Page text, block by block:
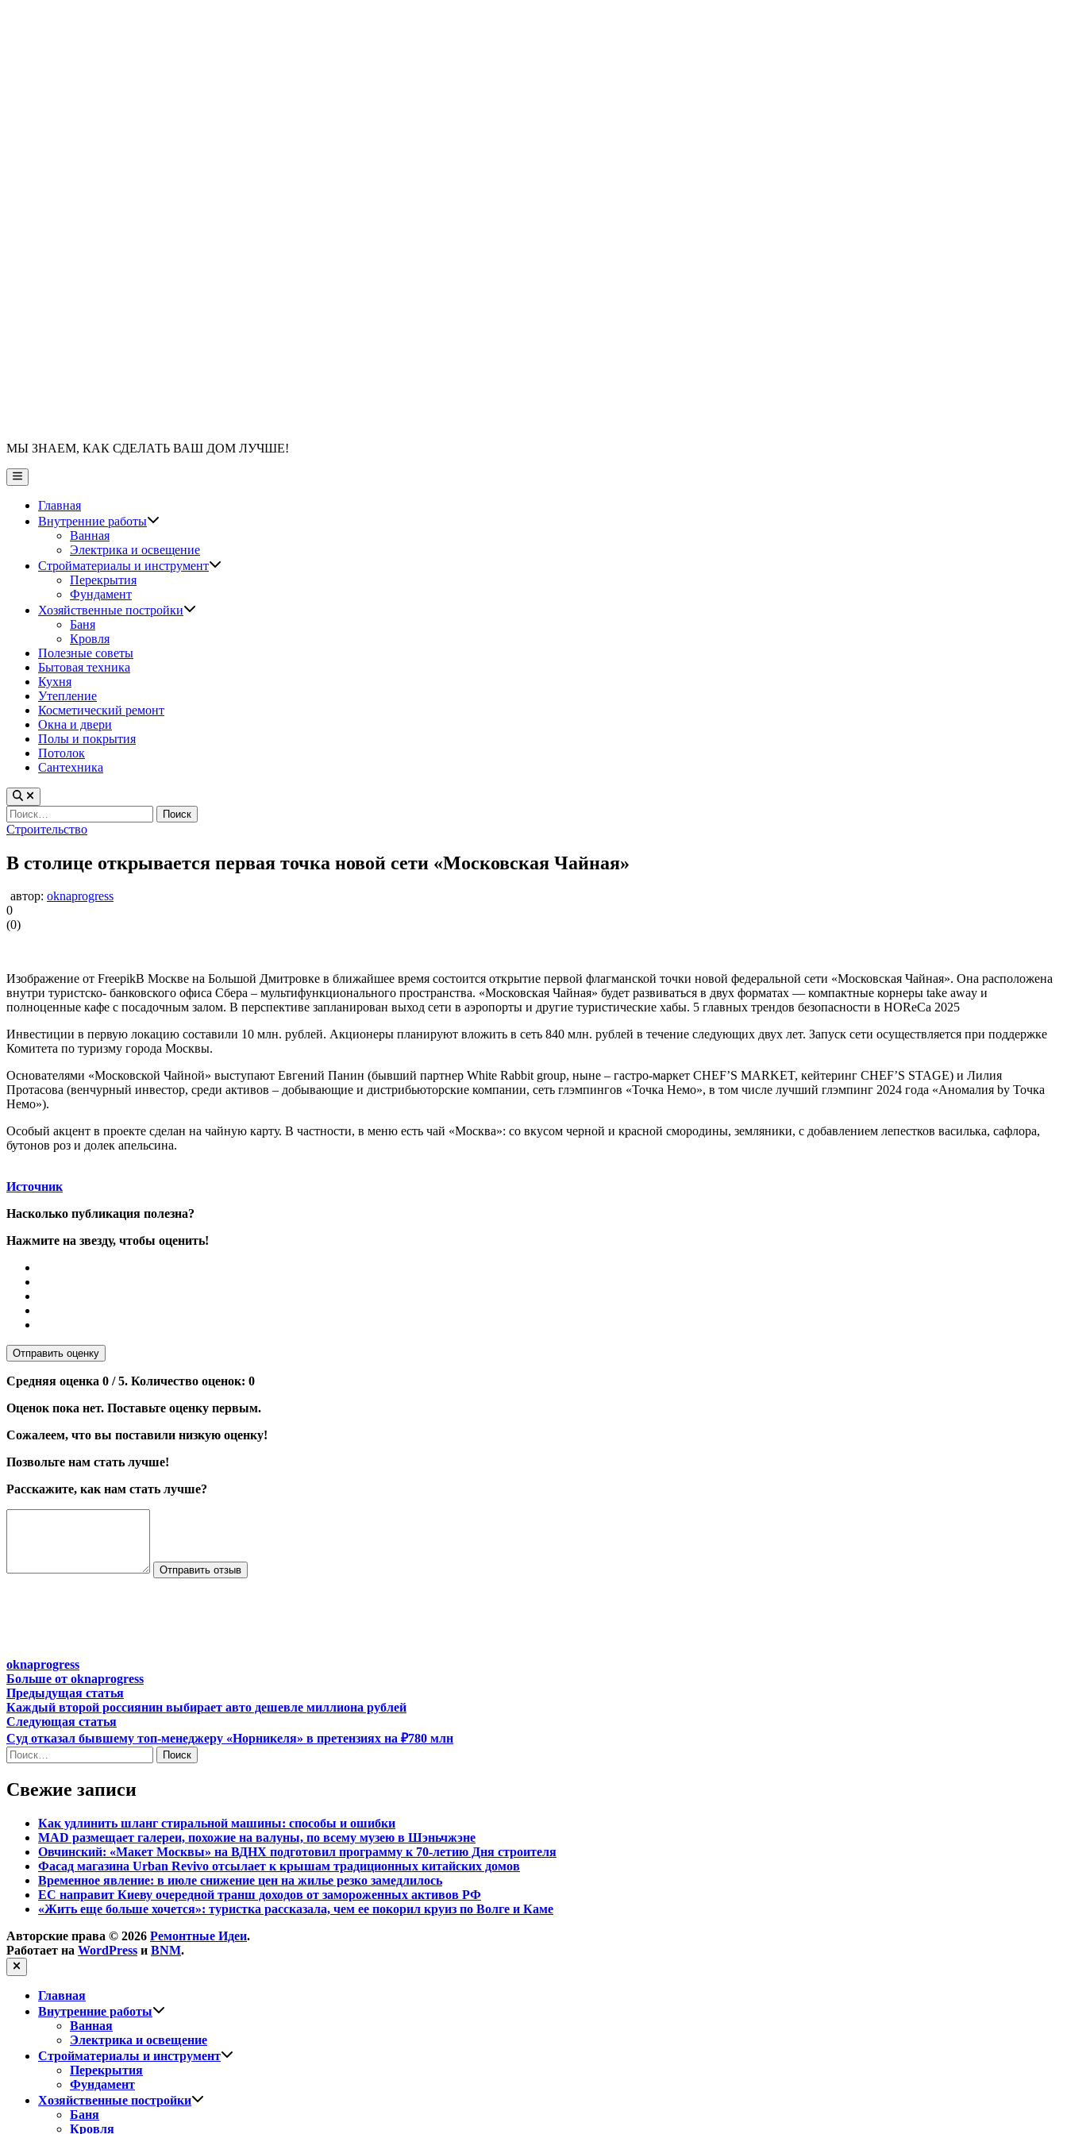
МЫ ЗНАЕМ, КАК СДЕЛАТЬ ВАШ ДОМ ЛУЧШЕ!
Главное
меню
Главная
Внутренние работы
Ванная
Электрика и освещение
Стройматериалы и инструмент
Перекрытия
Фундамент
Хозяйственные постройки
Баня
Кровля
Полезные советы
Бытовая техника
Кухня
Утепление
Косметический ремонт
Окна и двери
Полы и покрытия
Потолок
Сантехника
Найти:
Опубликовано
Строительство
В столице открывается первая точка новой сети «Московская Чайная»
автор: oknaprogress
0
(0)
Изображение от FreepikВ Москве на Большой Дмитровке в ближайшее время состоится открытие первой флагманской точки новой федеральной сети «Московская Чайная». Она расположена
внутри туристско- банковского офиса Сбера – мультифункционального пространства. «Московская Чайная» будет развиваться в двух форматах — компактные корнеры take away и
полноценные кафе с посадочным залом. В перспективе запланирован выход сети в аэропорты и другие туристические хабы. 5 главных трендов безопасности в HOReCa 2025
Инвестиции в первую локацию составили 10 млн. рублей. Акционеры планируют вложить в сеть 840 млн. рублей в течение следующих двух лет. Запуск сети осуществляется при поддержке
Комитета по туризму города Москвы.
Основателями «Московской Чайной» выступают Евгений Панин (бывший партнер White Rabbit group, ныне – гастро-маркет CHEF’S MARKET, кейтеринг CHEF’S STAGE) и Лилия
Протасова (венчурный инвестор, среди активов – добывающие и дистрибьюторские компании, сеть глэмпингов «Точка Немо», в том числе лучший глэмпинг 2024 года «Аномалия by Точка
Немо»).
Особый акцент в проекте сделан на чайную карту. В частности, в меню есть чай «Москва»: со вкусом черной и красной смородины, земляники, с добавлением лепестков василька, сафлора,
бутонов роз и долек апельсина.
Источник
Насколько публикация полезна?
Нажмите на звезду, чтобы оценить!
Отправить оценку
Средняя оценка 0 / 5. Количество оценок: 0
Оценок пока нет. Поставьте оценку первым.
Сожалеем, что вы поставили низкую оценку!
Позвольте нам стать лучше!
Расскажите, как нам стать лучше?
Отправить отзыв
oknaprogress
Больше от oknaprogress
Навигация
по
записям
Предыдущая статьяПредыдущая
статья:
Каждый второй россиянин выбирает авто дешевле миллиона рублей
Следующая статьяСледующая
статья:
Суд отказал бывшему топ-менеджеру «Норникеля» в претензиях на ₽780 млн
Найти:
Свежие записи
Как удлинить шланг стиральной машины: способы и ошибки
MAD размещает галереи, похожие на валуны, по всему музею в Шэньчжэне
Овчинский: «Макет Москвы» на ВДНХ подготовил программу к 70-летию Дня строителя
Фасад магазина Urban Revivo отсылает к крышам традиционных китайских домов
Временное явление: в июле снижение цен на жилье резко замедлилось
ЕС направит Киеву очередной транш доходов от замороженных активов РФ
«Жить еще больше хочется»: туристка рассказала, чем ее покорил круиз по Волге и Каме
Авторские права © 2026 Ремонтные Идеи.
Работает на WordPress и BNM.
Закрыть
Главная
Внутренние работы
Ванная
Электрика и освещение
Стройматериалы и инструмент
Перекрытия
Фундамент
Хозяйственные постройки
Баня
Кровля